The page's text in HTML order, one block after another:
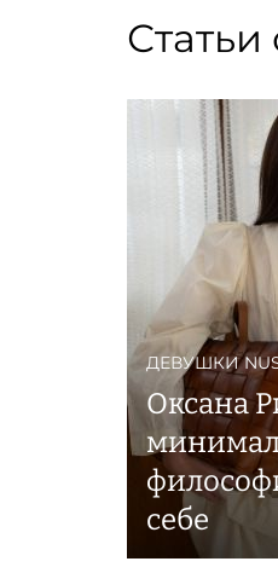
Статьи
ДЕВУШКИ
Оксана
себе